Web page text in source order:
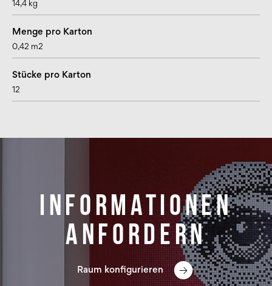
14,4 kg
Menge pro Karton
0,42 m2
Stücke pro Karton
12
Informationen
anfordern
Raum konfigurieren